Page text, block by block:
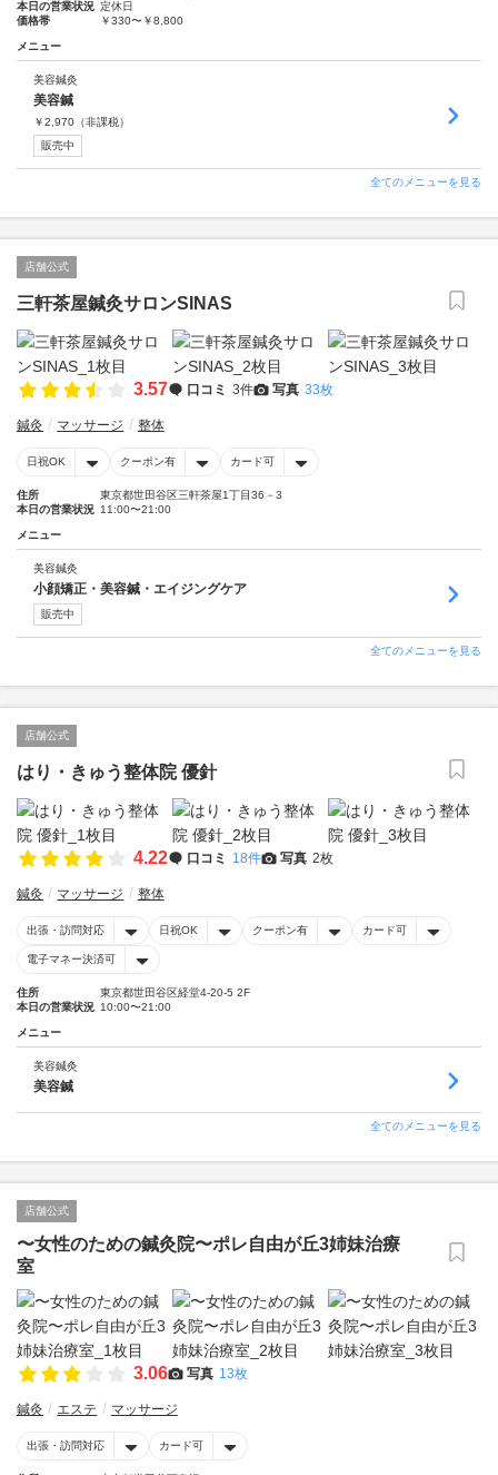
本日の営業状況 定休日
価格帯
￥330〜￥8,800
メニュー
美容鍼灸
美容鍼
￥2,970 （非課税）
販売中
全てのメニューを見る
店舗公式
三軒茶屋鍼灸サロンSINAS
3.57 口コミ 3件 写真 33枚
鍼灸 マッサージ 整体
日祝OK クーポン有 カード可
住所
東京都世田谷区三軒茶屋1丁目36－3
本日の営業状況 11:00〜21:00
メニュー
美容鍼灸
小顔矯正・美容鍼・エイジングケア
販売中
全てのメニューを見る
店舗公式
はり・きゅう整体院 優針
4.22 口コミ 18件 写真 2枚
鍼灸 マッサージ 整体
出張・訪問対応 日祝OK クーポン有 カード可
電子マネー決済可
住所
東京都世田谷区経堂4-20-5 2F
本日の営業状況 10:00〜21:00
メニュー
美容鍼灸
美容鍼
全てのメニューを見る
店舗公式
〜女性のための鍼灸院〜ポレ自由が丘3姉妹治療
室
3.06 写真 13枚
鍼灸 エステ マッサージ
出張・訪問対応 カード可